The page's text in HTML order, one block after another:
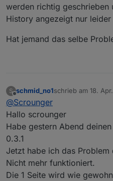
werden richtig geschrieben
History angezeigt nur
Hat jemand das selbe
S
Offline
schmid_no1schrieb am 18.
zuletzt editiert von
@Scrounger
Hallo scrounger
Habe gestern Abend
0.3.1
Jetzt habe ich das Problem
Nicht mehr funktioniert.
Die 1 Seite wird wie